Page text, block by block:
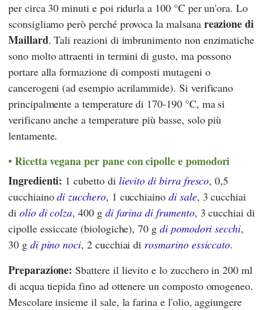
per circa 30 minuti e poi ridurla a 100 °C per un'ora. Lo
sconsigliamo però perché provoca la malsana reazione di
Maillard. Tali reazioni di imbrunimento non enzimatiche
sono molto attraenti in termini di gusto, ma possono
portare alla formazione di composti mutageni o
cancerogeni (ad esempio acrilammide). Si verificano
principalmente a temperature di 170-190 °C, ma si
verificano anche a temperature più basse, solo più
lentamente.
Ricetta vegana per pane con cipolle e pomodori
Ingredienti: 1 cubetto di lievito di birra fresco, 0,5
cucchiainodi zucchero, 1 cucchiainodi sale, 3 cucchiai
di olio di colza, 400 g di farina di frumento, 3 cucchiai di
cipolle essiccate (biologiche), 70 gdi pomodori secchi,
30 g di pino noci, 2 cucchiai di rosmarino essiccato.
Preparazione: Sbattere il lievito e lo zucchero in 200 ml
di acqua tiepida fino ad ottenere un composto omogeneo.
Mescolare insieme il sale, la farina e l'olio, aggiungere